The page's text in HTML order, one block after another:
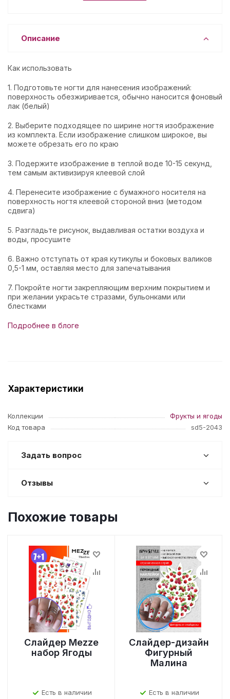
Описание
Как использовать
1. Подготовьте ногти для нанесения изображений:
поверхность обезжиривается, обычно наносится фоновый
лак (белый)
2. Выберите подходящее по ширине ногтя изображение
из комплекта. Если изображение слишком широкое, вы
можете обрезать его по краю
3. Подержите изображение в теплой воде 10-15 секунд,
тем самым активизируя клеевой слой
4. Перенесите изображение с бумажного носителя на
поверхность ногтя клеевой стороной вниз (методом
сдвига)
5. Разгладьте рисунок, выдавливая остатки воздуха и
воды, просушите
6. Важно отступать от края кутикулы и боковых валиков
0,5-1 мм, оставляя место для запечатывания
7. Покройте ногти закрепляющим верхним покрытием и
при желании украсьте стразами, бульонками или
блестками
Подробнее в блоге
Характеристики
Коллекции
Фрукты и ягоды
Код товара
sd5-2043
Задать вопрос
Отзывы
Похожие товары
Слайдер Mezze
набор Ягоды
Есть в наличии
Слайдер-дизайн
Фигурный
Малина
Есть в наличии